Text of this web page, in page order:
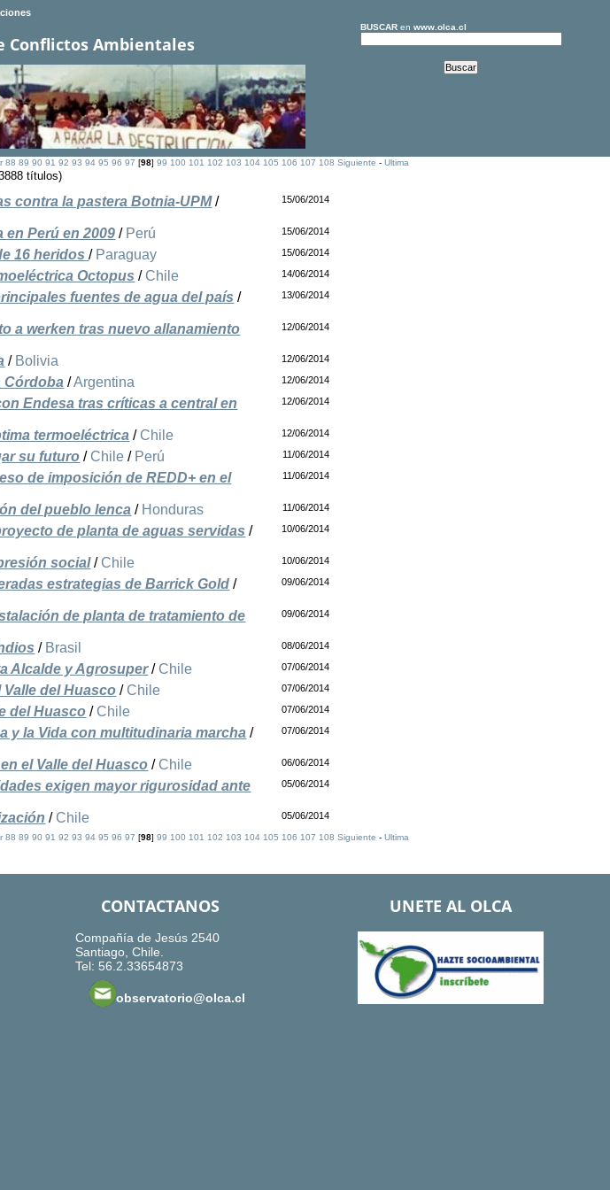
Conflictos Ambientales
BUSCARen www.olca.cl
88 89 90 91 92 93 94 95 96 97 [98] 99 100 101 102 103 104 105 106 107 108 Siguiente - Ultima
títulos)
contra la pastera Botnia-UPM/
15/06/2014
en Perú en 2009 / Perú 15/06/2014
16 heridos/ Paraguay 15/06/2014
Octopus / Chile 14/06/2014
fuentes de agua del país /
13/06/2014
a werken tras nuevo allanamiento
12/06/2014
/ Bolivia 12/06/2014
Córdoba /Argentina 12/06/2014
Endesa tras críticas a central en
12/06/2014
termoeléctrica / Chile 12/06/2014
su futuro / Chile / Perú 11/06/2014
de imposición de REDD+ en el
11/06/2014
del pueblo lenca / Honduras 11/06/2014
de planta de aguas servidas /
10/06/2014
social/ Chile 10/06/2014
estrategias de Barrick Gold /
09/06/2014
de planta de tratamiento de
09/06/2014
/ Brasil 08/06/2014
Alcalde y Agrosuper/ Chile 07/06/2014
del Huasco / Chile 07/06/2014
del Huasco / Chile 07/06/2014
y la Vida con multitudinaria marcha /
07/06/2014
el Valle del Huasco / Chile 06/06/2014
exigen mayor rigurosidad ante
05/06/2014
/ Chile 05/06/2014
88 89 90 91 92 93 94 95 96 97 [98] 99 100 101 102 103 104 105 106 107 108 Siguiente - Ultima
CONTACTANOS
Compañía de Jesús 2540
Santiago, Chile.
Tel: 56.2.33654873
observatorio@olca.cl
UNETE AL OLCA